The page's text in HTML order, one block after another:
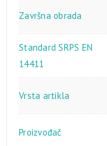
Završna obrada
Standard SRPS EN
14411
Vrsta artikla
Proizvođač